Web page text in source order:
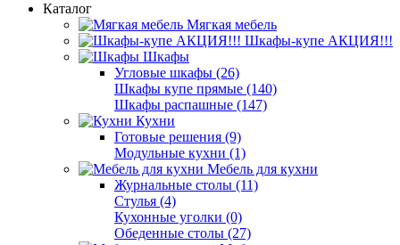
Каталог
Мягкая мебель
Шкафы-купе АКЦИЯ!!!
Шкафы
Угловые шкафы (26)
Шкафы купе прямые (140)
Шкафы распашные (147)
Кухни
Готовые решения (9)
Модульные кухни (1)
Мебель для кухни
Журнальные столы (11)
Стулья (4)
Кухонные уголки (0)
Обеденные столы (27)